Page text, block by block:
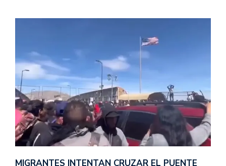
MIGRANTES INTENTAN CRUZAR EL PUENTE